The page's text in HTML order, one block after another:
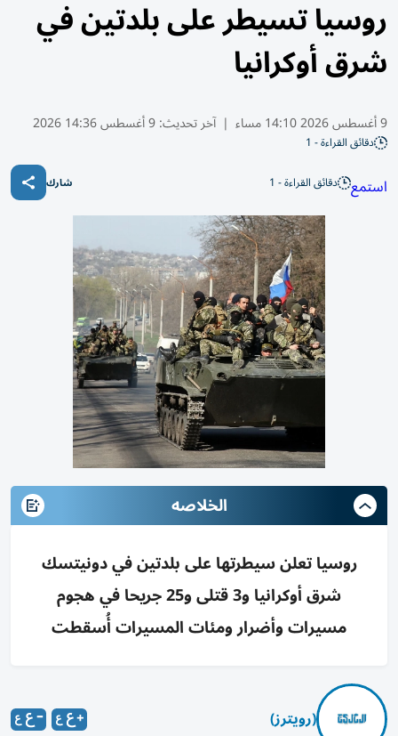
روسيا تسيطر على بلدتين في
شرق أوكرانيا
9 أغسطس 2026 14:10 مساء | آخر تحديث:9 أغسطس 14:36 2026
دقائق القراءة - 1
استمع دقائق القراءة - 1 شارك
الخلاصه
روسيا تعلن سيطرتها على بلدتين في دونيتسك
شرق أوكرانيا و3 قتلى و25 جريحا في هجوم
مسيرات وأضرار ومئات المسيرات أُسقطت
(رويترز)